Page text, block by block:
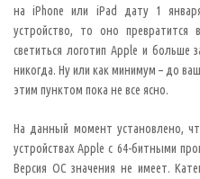
на iPhone или iPad дату 1
устройство, то оно превратится
светиться логотип Apple и больше
никогда. Ну или как минимум – до
этим пунктом пока не все ясно.
На данный момент установлено,
устройствах Apple с 64-битными
Версия ОС значения не имеет.
,
д
е
л
е
н
и
а
о
л